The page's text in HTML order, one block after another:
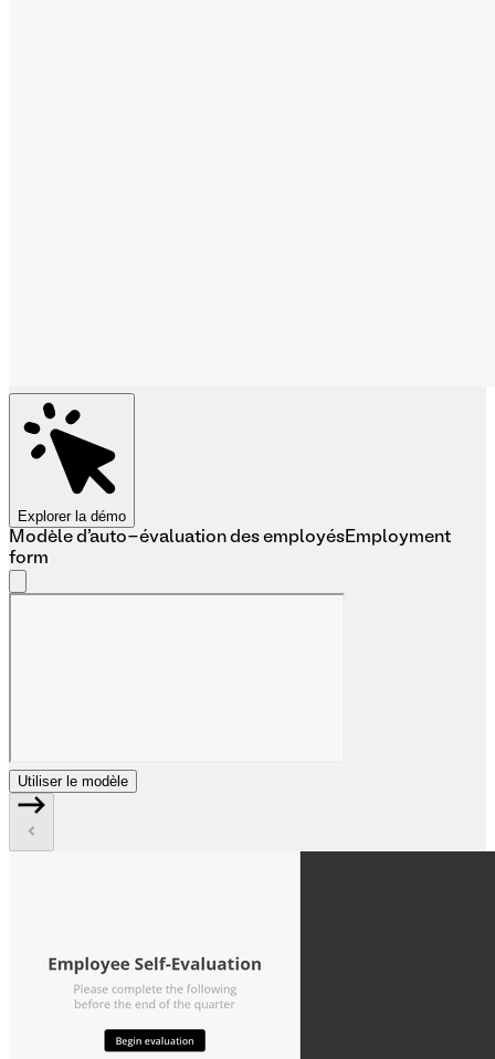
Explorer la démo
Modèle d'auto-évaluation des employés Employment
form
Utiliser le modèle